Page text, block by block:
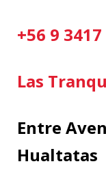
+56 9
Las
Entre
Hualtatas